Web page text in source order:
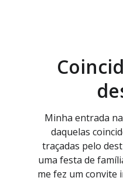
daquelas
traçadas pelo
uma festa de
me fez um convite